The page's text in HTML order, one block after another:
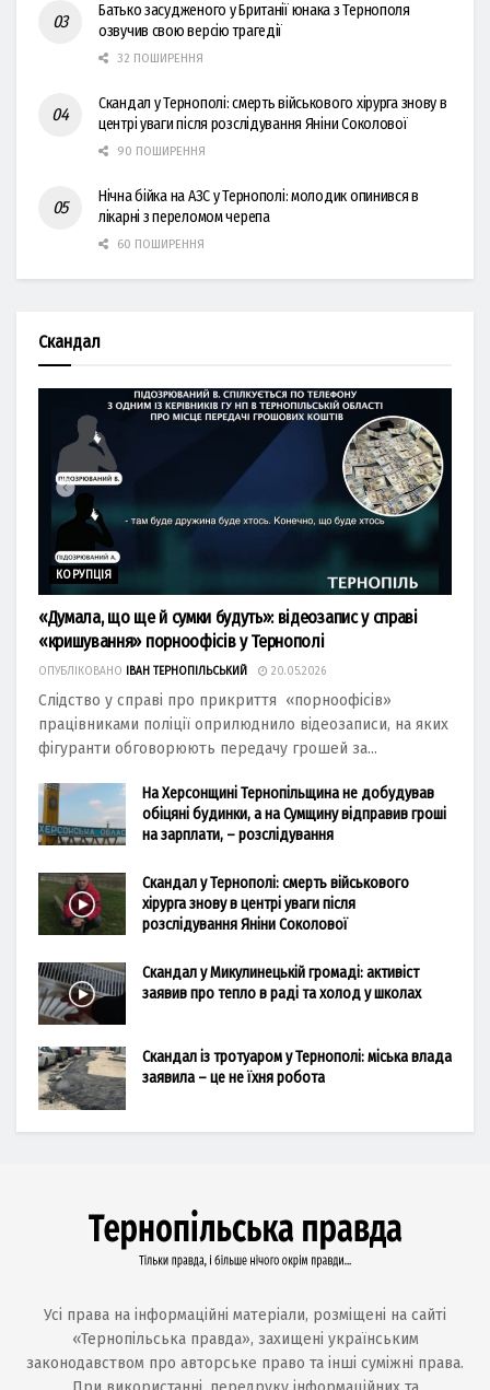
Батько засудженого у Британії юнака з Тернополя
озвучив свою версію трагедії
32 ПОШИРЕННЯ
Скандал у Тернополі: смерть військового хірурга знову в
центрі уваги після розслідування Яніни Соколової
90 ПОШИРЕННЯ
Нічна бійка на АЗС у Тернополі: молодик опинився в
лікарні з переломом черепа
60 ПОШИРЕННЯ
Скандал
КОРУПЦІЯ
«Думала, що ще й сумки будуть»: відеозапис у справі
«кришування» порноофісів у Тернополі
ОПУБЛІКОВАНО ІВАН ТЕРНОПІЛЬСЬКИЙ 20.05.2026
Слідство у справі про прикриття «порноофісів»
працівниками поліції оприлюднило відеозаписи, на яких
фігуранти обговорюють передачу грошей за...
На Херсонщині Тернопільщина не добудував
обіцяні будинки, а на Сумщину відправив гроші
на зарплати, – розслідування
Скандал у Тернополі: смерть військового
хірурга знову в центрі уваги після
розслідування Яніни Соколової
Скандал у Микулинецькій громаді: активіст
заявив про тепло в раді та холод у школах
Скандал із тротуаром у Тернополі: міська влада
заявила – це не їхня робота
Усі права на інформаційні матеріали, розміщені на сайті
«Тернопільська правда», захищені українським
законодавством про авторське право та інші суміжні права.